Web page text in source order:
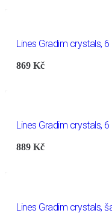
Lines Gradim crystals,
869Kč
Lines Gradim crystals,
889Kč
Lines Gradim crystals,